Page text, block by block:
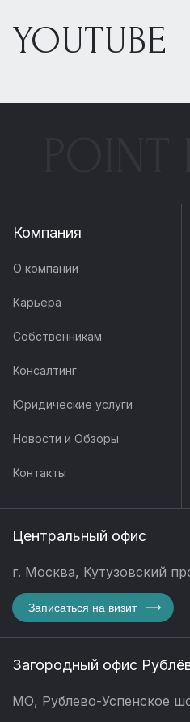
YOUTUBE
Компания
О компании
Карьера
Собственникам
Консалтинг
Юридические услуги
Новости и Обзоры
Контакты
Центральный офис
г. Москва, Кутузовский
Записаться на визит
Загородный офис
МО, Рублево-Успенское